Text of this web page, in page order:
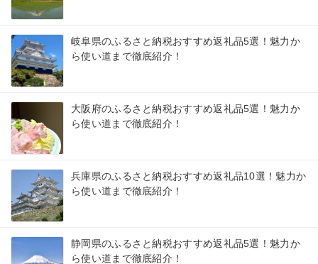
岐阜県のふるさと納税おすすめ返礼品5選！魅力か
ら使い道まで徹底紹介！
大阪府のふるさと納税おすすめ返礼品5選！魅力か
ら使い道まで徹底紹介！
兵庫県のふるさと納税おすすめ返礼品10選！魅力か
ら使い道まで徹底紹介！
静岡県のふるさと納税おすすめ返礼品5選！魅力か
ら使い道まで徹底紹介！